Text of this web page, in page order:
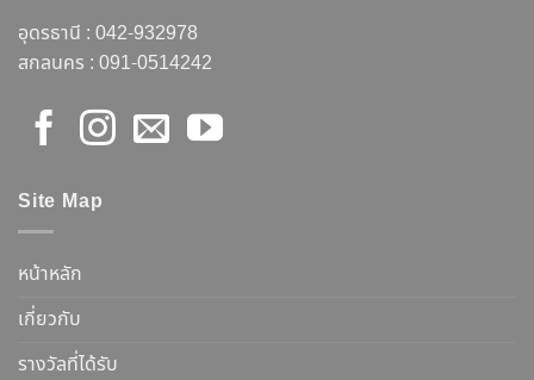
อุดรธานี : 042-932978
สกลนคร : 091-0514242
Site Map
หน้าหลัก
เกี่ยวกับ
รางวัลที่ได้รับ